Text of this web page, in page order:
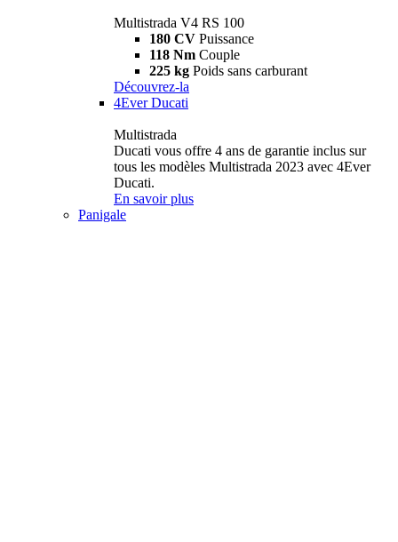
Multistrada V4 RS 100
180 CV Puissance
118 Nm Couple
225 kg Poids sans carburant
Découvrez-la
4Ever Ducati
Multistrada
Ducati vous offre 4 ans de garantie inclus sur
tous les modèles Multistrada 2023 avec 4Ever
Ducati.
En savoir plus
Panigale